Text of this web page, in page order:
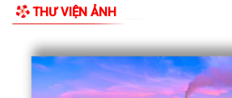
THƯ VIỆN ẢNH